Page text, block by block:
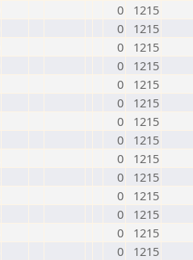
0
1215
0
1215
0
1215
0
1215
0
1215
0
1215
0
1215
0
1215
0
1215
0
1215
0
1215
0
1215
0
1215
0
1215